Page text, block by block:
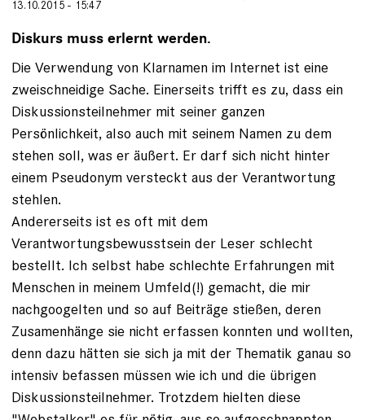
13.10.2015 - 15:47
Diskurs muss erlernt werden.
Die Verwendung von Klarnamen im Internet ist eine
zweischneidige Sache. Einerseits trifft es zu, dass ein
Diskussionsteilnehmer mit seiner ganzen
Persönlichkeit, also auch mit seinem Namen zu dem
stehen soll, was er äußert. Er darf sich nicht hinter
einem Pseudonym versteckt aus der Verantwortung
stehlen.
Andererseits ist es oft mit dem
Verantwortungsbewusstsein der Leser schlecht
bestellt. Ich selbst habe schlechte Erfahrungen mit
Menschen in meinem Umfeld(!) gemacht, die mir
nachgoogelten und so auf Beiträge stießen, deren
Zusamenhänge sie nicht erfassen konnten und wollten,
denn dazu hätten sie sich ja mit der Thematik ganau so
intensiv befassen müssen wie ich und die übrigen
Diskussionsteilnehmer. Trotzdem hielten diese